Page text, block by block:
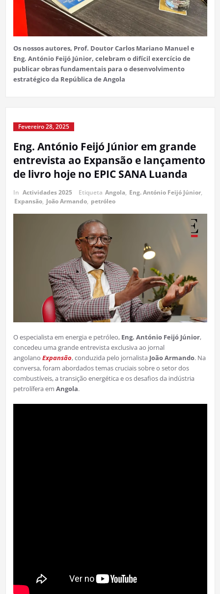
Os nossos autores, Prof. Doutor Carlos Mariano Manuel e
Eng. António Feijó Júnior, celebram o difícil exercício de
publicar obras fundamentais para o desenvolvimento
estratégico da República de Angola
Fevereiro 28, 2025
Eng. António Feijó Júnior em grande
entrevista ao Expansão e lançamento
de livro hoje no EPIC SANA Luanda
In Actividades 2025 Etiqueta Angola, Eng. António Feijó Júnior,
Expansão, João Armando, petróleo
O especialista em energia e petróleo, Eng. António Feijó Júnior,
concedeu uma grande entrevista exclusiva ao jornal
angolano Expansão, conduzida pelo jornalista João Armando. Na
conversa, foram abordados temas cruciais sobre o setor dos
combustíveis, a transição energética e os desafios da indústria
petrolífera em Angola.